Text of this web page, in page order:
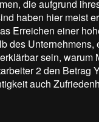
die aufgrund
haben hier meist
Erreichen einer
des Unternehmens,
sein, warum
2 den Betrag
auch